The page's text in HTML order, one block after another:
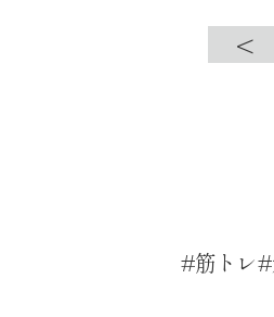
<
筋トレ